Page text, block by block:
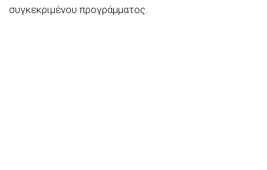
συγκεκριμένου προγράμματος.